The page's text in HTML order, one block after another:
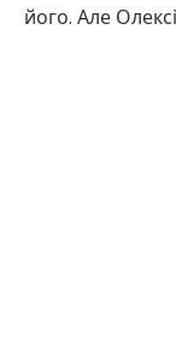
його. Але